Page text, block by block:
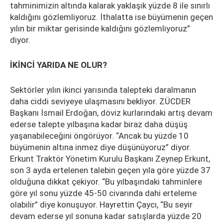
tahminimizin altında kalarak yaklaşık yüzde 8 ile sınırlı
kaldığını gözlemliyoruz. İthalatta ise büyümenin geçen
yılın bir miktar gerisinde kaldığını gözlemliyoruz”
diyor.
İKİNCİ YARIDA NE OLUR?
Sektörler yılın ikinci yarısında talepteki daralmanın
daha ciddi seviyeye ulaşmasını bekliyor. ZÜCDER
Başkanı İsmail Erdoğan, döviz kurlarındaki artış devam
ederse talepte yılbaşına kadar biraz daha düşüş
yaşanabileceğini öngörüyor. “Ancak bu yüzde 10
büyümenin altına inmez diye düşünüyoruz” diyor.
Erkunt Traktör Yönetim Kurulu Başkanı Zeynep Erkunt,
son 3 ayda ertelenen talebin geçen yıla göre yüzde 37
olduğuna dikkat çekiyor. “Bu yılbaşındaki tahminlere
göre yıl sonu yüzde 45-50 civarında dahi erteleme
olabilir” diye konuşuyor. Hayrettin Çaycı, “Bu seyir
devam ederse yıl sonuna kadar satışlarda yüzde 20